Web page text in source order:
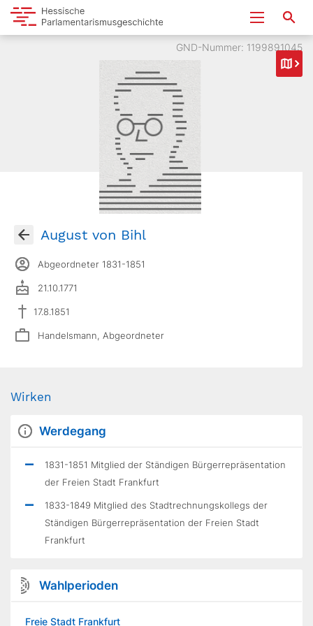
GND-Nummer: 1199891045
August von Bihl
Abgeordneter 1831-1851
21.10.1771
17.8.1851
Handelsmann, Abgeordneter
Wirken
Werdegang
1831-1851 Mitglied der Ständigen Bürgerrepräsentation
der Freien Stadt Frankfurt
1833-1849 Mitglied des Stadtrechnungskollegs der
Ständigen Bürgerrepräsentation der Freien Stadt
Frankfurt
Wahlperioden
Freie Stadt Frankfurt